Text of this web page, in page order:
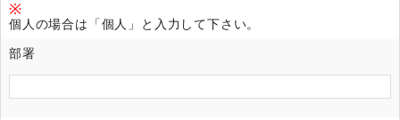
※
個人の場合は「個人」と入力して下さい。
部署